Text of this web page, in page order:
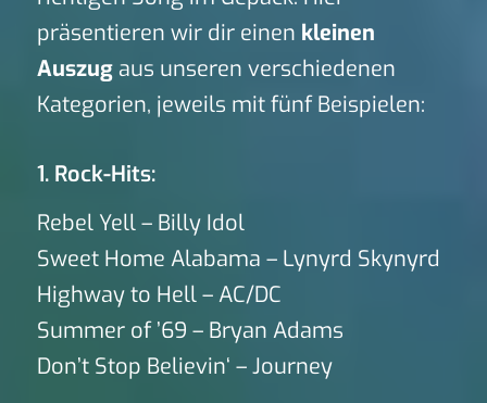
präsentieren wir dir einen kleinen
Auszugaus unseren verschiedenen
Kategorien, jeweils mit fünf Beispielen:
1. Rock-Hits:
Rebel Yell – Billy Idol
Sweet Home Alabama – Lynyrd Skynyrd
Highway to Hell – AC/DC
Summer of ’69 – Bryan Adams
Don’t Stop Believin‘ – Journey